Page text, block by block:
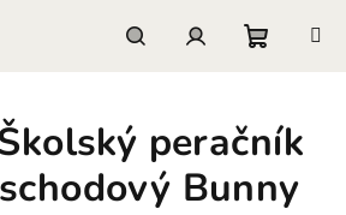
košík
peračník
Bunny